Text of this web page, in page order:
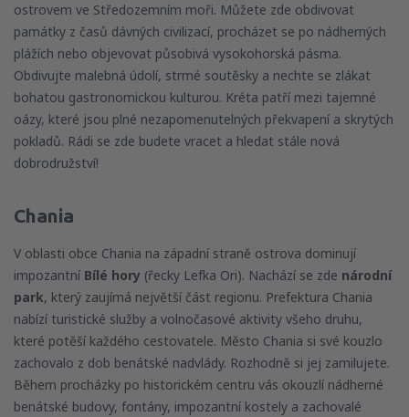
ostrovem ve Středozemním moři. Můžete zde obdivovat
památky z časů dávných civilizací, procházet se po nádherných
plážích nebo objevovat působivá vysokohorská pásma.
Obdivujte malebná údolí, strmé soutěsky a nechte se zlákat
bohatou gastronomickou kulturou. Kréta patří mezi tajemné
oázy, které jsou plné nezapomenutelných překvapení a skrytých
pokladů. Rádi se zde budete vracet a hledat stále nová
dobrodružství!
Chania
V oblasti obce Chania na západní straně ostrova dominují
impozantní Bílé hory (řecky Lefka Ori). Nachází se zde národní
park, který zaujímá největší část regionu. Prefektura Chania
nabízí turistické služby a volnočasové aktivity všeho druhu,
které potěší každého cestovatele. Město Chania si své kouzlo
zachovalo z dob benátské nadvlády. Rozhodně si jej zamilujete.
Během procházky po historickém centru vás okouzlí nádherné
benátské budovy, fontány, impozantní kostely a zachovalé